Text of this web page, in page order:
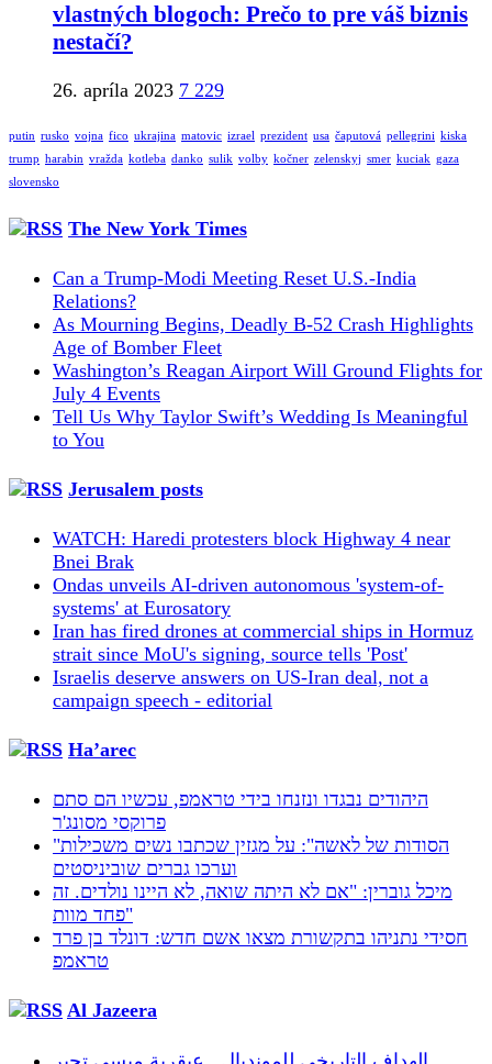
vlastných blogoch: Prečo to pre váš biznis
nestačí?
26. apríla 2023 7 229
putin rusko vojna fico ukrajina matovic izrael prezident usa čaputová pellegrini kiska
trump harabin vražda kotleba danko sulik volby kočner zelenskyj smer kuciak gaza
slovensko
The New York Times
Can a Trump-Modi Meeting Reset U.S.-India
Relations?
As Mourning Begins, Deadly B-52 Crash Highlights
Age of Bomber Fleet
Washington’s Reagan Airport Will Ground Flights for
July 4 Events
Tell Us Why Taylor Swift’s Wedding Is Meaningful
to You
Jerusalem posts
WATCH: Haredi protesters block Highway 4 near
Bnei Brak
Ondas unveils AI‑driven autonomous 'system-of-
systems' at Eurosatory
Iran has fired drones at commercial ships in Hormuz
strait since MoU's signing, source tells 'Post'
Israelis deserve answers on US-Iran deal, not a
campaign speech - editorial
Ha’arec
היהודים נבגדו ונזנחו בידי טראמפ, עכשיו הם סתם
פרוקסי מסונג'ר
"הסודות של לאשה": על מגזין שכתבו נשים משכילות
וערכו גברים שוביניסטים
מיכל גוברין: "אם לא היתה שואה, לא היינו נולדים. זה
פחד מוות"
חסידי נתניהו בתקשורת מצאו אשם חדש: דונלד בן פרד
טראמפ
Al Jazeera